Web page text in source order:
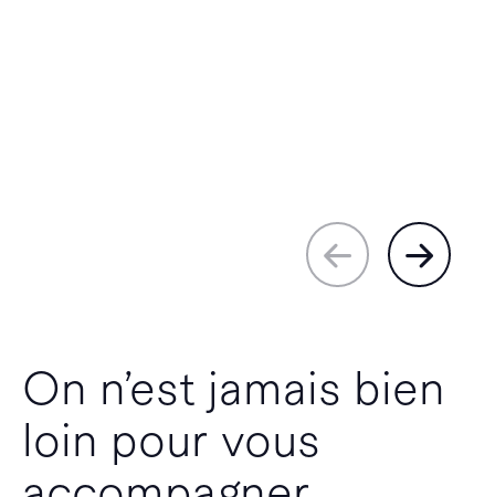
On n’est jamais bien
loin pour vous